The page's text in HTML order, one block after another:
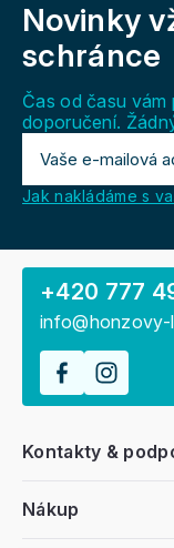
Novinky
schránce
Čas od času vám
doporučení.
Jak nakládáme s
Nákup
Kontakty &
+420 777